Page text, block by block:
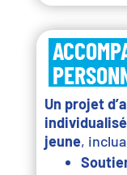
Un projet
jeune,